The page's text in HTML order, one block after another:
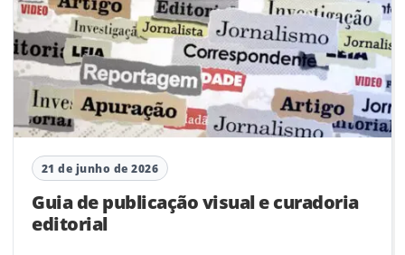
21 de junho de 2026
Guia de publicação visual e curadoria
editorial